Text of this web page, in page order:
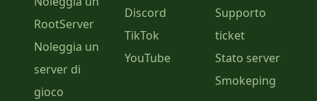
RootServer
Noleggia un
server di
gioco
Discord
TikTok
YouTube
Supporto
ticket
Stato server
Smokeping